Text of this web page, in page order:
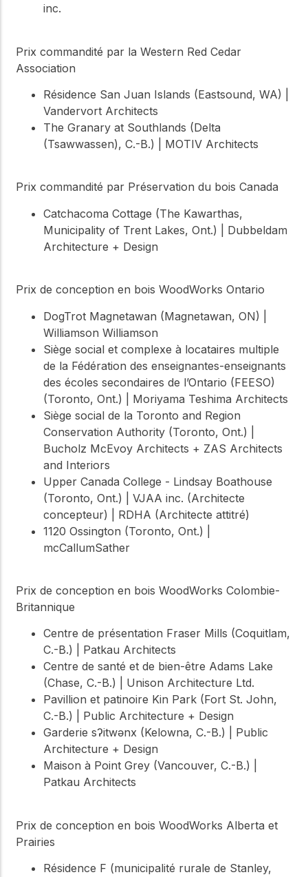
inc.
Prix commandité par la Western Red Cedar
Association
Résidence San Juan Islands (Eastsound, WA) |
Vandervort Architects
The Granary at Southlands (Delta
(Tsawwassen), C.-B.) | MOTIV Architects
Prix commandité par Préservation du bois Canada
Catchacoma Cottage (The Kawarthas,
Municipality of Trent Lakes, Ont.) | Dubbeldam
Architecture + Design
Prix de conception en bois WoodWorks Ontario
DogTrot Magnetawan (Magnetawan, ON) |
Williamson Williamson
Siège social et complexe à locataires multiple
de la Fédération des enseignantes-enseignants
des écoles secondaires de l’Ontario (FEESO)
(Toronto, Ont.) | Moriyama Teshima Architects
Siège social de la Toronto and Region
Conservation Authority (Toronto, Ont.) |
Bucholz McEvoy Architects + ZAS Architects
and Interiors
Upper Canada College - Lindsay Boathouse
(Toronto, Ont.) | VJAA inc. (Architecte
concepteur) | RDHA (Architecte attitré)
1120 Ossington (Toronto, Ont.) |
mcCallumSather
Prix de conception en bois WoodWorks Colombie-
Britannique
Centre de présentation Fraser Mills (Coquitlam,
C.-B.) | Patkau Architects
Centre de santé et de bien-être Adams Lake
(Chase, C.-B.) | Unison Architecture Ltd.
Pavillion et patinoire Kin Park (Fort St. John,
C.-B.) | Public Architecture + Design
Garderie sʔitwənx (Kelowna, C.-B.) | Public
Architecture + Design
Maison à Point Grey (Vancouver, C.-B.) |
Patkau Architects
Prix de conception en bois WoodWorks Alberta et
Prairies
Résidence F (municipalité rurale de Stanley,